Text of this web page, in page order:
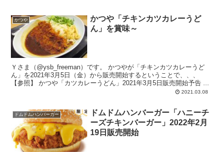
かつや
かつや「チキンカツカレーうど
ん」を賞味～
Ｙさま（@ysb_freeman）です。 かつやが「チキンカツカレーうど
ん」を2021年3月5日（金）から販売開始するということで、、、
2021.03.08
ドムドムハンバーガー
ドムドムハンバーガー「ハニーチ
ーズチキンバーガー」2022年2月
19日販売開始